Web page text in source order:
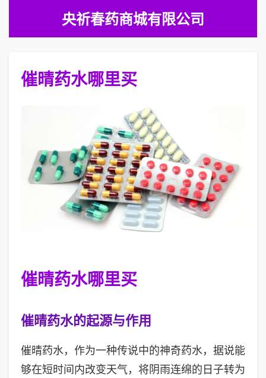
央祈春药商城有限公司
催晴药水哪里买
催晴药水哪里买
催晴药水的起源与作用
催晴药水，作为一种传说中的神奇药水，据说能
够在短时间内改变天气，将阴雨连绵的日子转为